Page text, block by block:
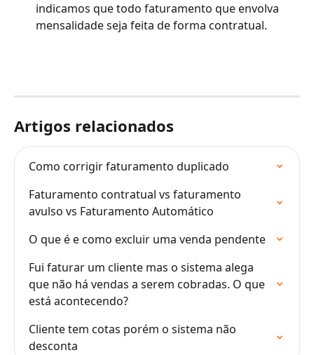
indicamos que todo faturamento que envolva
mensalidade seja feita de forma contratual.
Artigos relacionados
Como corrigir faturamento duplicado
Faturamento contratual vs faturamento
avulso vs Faturamento Automático
O que é e como excluir uma venda pendente
Fui faturar um cliente mas o sistema alega
que não há vendas a serem cobradas. O que
está acontecendo?
Cliente tem cotas porém o sistema não
desconta